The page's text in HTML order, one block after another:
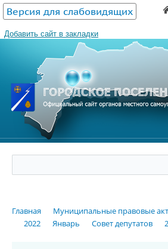
Версия для слабовидящих
Добавить сайт в закладки
Главная Муниципальные правовые
2022
Январь Совет депутатов